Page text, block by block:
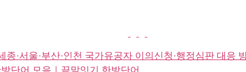
·서울·부산·인천 국가유공자 이의신청·행정심판 대응